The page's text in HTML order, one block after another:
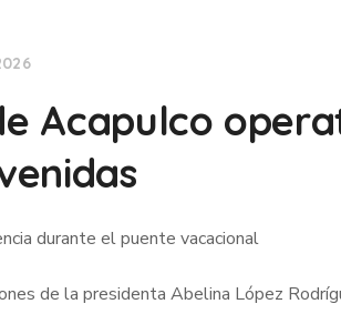
Acapulco
durante el puente vacacional
de la presidenta Abelina López